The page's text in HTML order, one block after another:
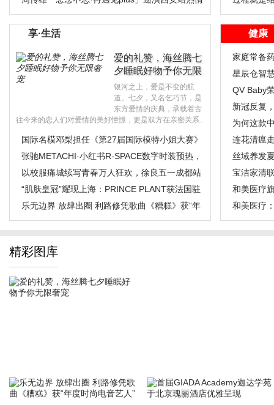
落幕
享·生活
爱的礼赞，海丝腾七
夕睡眠好物予你无限
奢宠..
银河之上，爱是不变的航
道。七夕，又名乞巧节，是
东方爱情的庆典，承载着古
往今来的恋人们对爱情的美好憧憬，更是双方在亲密关系..
国际名模邓梨担任《第27届国际模特小姐大赛》
中国总决
张驰METACHI·小红书R-SPACE数字时装预热，
五款新作引
以校服痛城续写青春万人狂欢，徐良五一成都站
五场圆满
“肌肤皇冠”耀现上海：PRINCE PLANT获法国驻
沪总领事
乐无边界 放肆出圈 利路修凭歌曲《糟糕》获“年
度时尚
健康
家庭常备
星辰仓智
房的主流
QV Baby
婴儿护肤
新冠反复
为何这款
连花清瘟
丝域养发
宝洁家清
界直播
和美医疗
绿色通道
和美医疗
精彩图库